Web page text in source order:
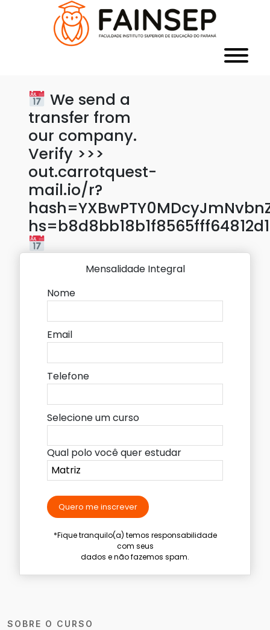
We send a
transfer from
our company.
Verify >>>
out.carrotquest-
mail.io/r?
SOBRE O CURSO
Mensalidade Integral
Nome
Email
Telefone
Selecione um curso
Qual polo você quer estudar
Quero me inscrever
*Fique tranquilo(a) temos responsabilidade
com seus
dados e não fazemos spam.